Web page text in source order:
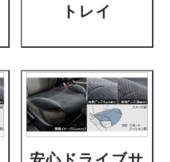
トレイ